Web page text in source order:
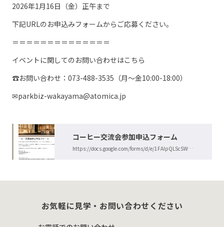
2026年1月16日（金）正午まで
下記URLのお申込みフォームからご応募ください。
＝＝＝＝＝＝＝＝＝＝＝＝＝＝
イベントに関してのお問い合わせはこちら
☎️お問い合わせ：073-488-3535（月〜金10:00-18:00）
✉parkbiz-wakayama@atomica.jp
コーヒー交流会参加申込フォーム
https://docs.google.com/forms/d/e/
お気軽に見学・お問い合わせください